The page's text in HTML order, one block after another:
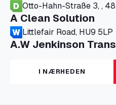
Otto-
A Clean Solution
Littlefair Road, HU9 5LP
A.W Jenkinson
Progress House,
A+G Nettetal - Depot
Am Panneschopp 7,
I NÆRHEDEN